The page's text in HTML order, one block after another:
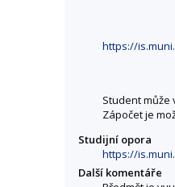
https://
Student může
Zápočet je
Studijní opora
https://
Další komentáře